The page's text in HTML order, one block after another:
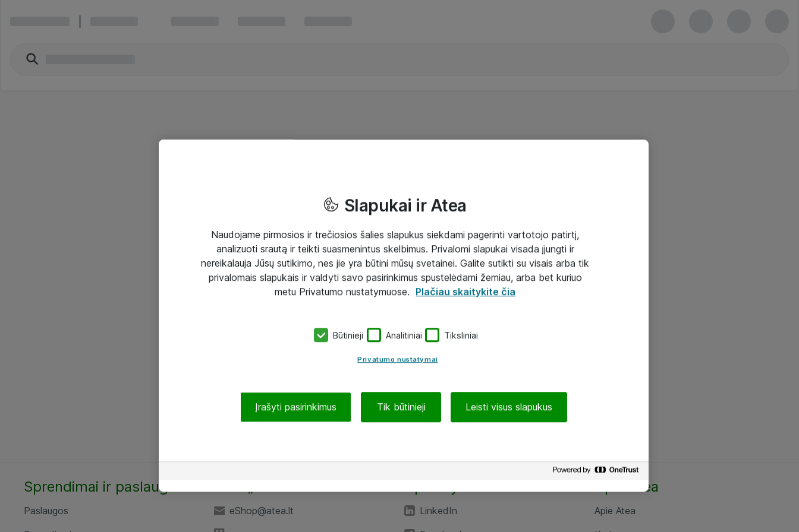
Sprendimai ir paslaugos
Paslaugos
eShop@atea.lt
LinkedIn
Apie Atea
Apie Atea
Slapukai ir Atea
Naudojame pirmosios ir trečiosios šalies slapukus siekdami pagerinti vartotojo patirtį,
analizuoti srautą ir teikti suasmenintus skelbimus. Privalomi slapukai visada įjungti ir
nereikalauja Jūsų sutikimo, nes jie yra būtini mūsų svetainei. Galite sutikti su visais arba tik
privalomais slapukais ir valdyti savo pasirinkimus spustelėdami žemiau, arba bet kuriuo
metu Privatumo nustatymuose. Plačiau skaitykite čia
Būtinieji Analitiniai Tiksliniai
Privatumo nustatymai
Įrašyti pasirinkimus Tik būtinieji Leisti visus slapukus